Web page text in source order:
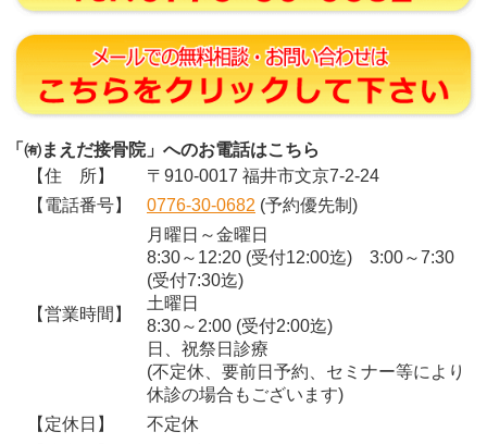
「㈲まえだ接骨院」へのお電話はこちら
【住 所】
〒910-0017 福井市文京7-2-24
【電話番号】
0776-30-0682 (予約優先制)
【営業時間】
月曜日～金曜日
8:30～12:20 (受付12:00迄) 3:00～7:30
(受付7:30迄)
土曜日
8:30～2:00 (受付2:00迄)
日、祝祭日診療
(不定休、要前日予約、セミナー等により
休診の場合もございます)
【定休日】
不定休